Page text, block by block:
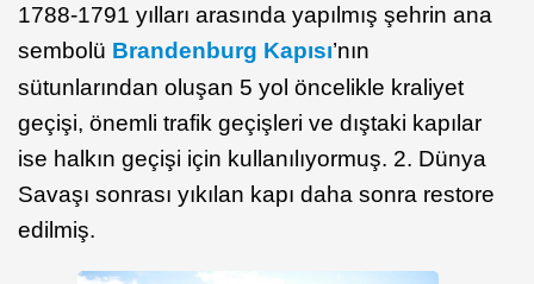
1788-1791 yılları arasında yapılmış şehrin ana
sembolü Brandenburg Kapısı’nın
sütunlarından oluşan 5 yol öncelikle kraliyet
geçişi, önemli trafik geçişleri ve dıştaki kapılar
ise halkın geçişi için kullanılıyormuş. 2. Dünya
Savaşı sonrası yıkılan kapı daha sonra restore
edilmiş.